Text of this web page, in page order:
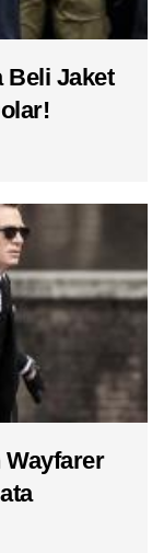
Beli Jaket
Wayfarer